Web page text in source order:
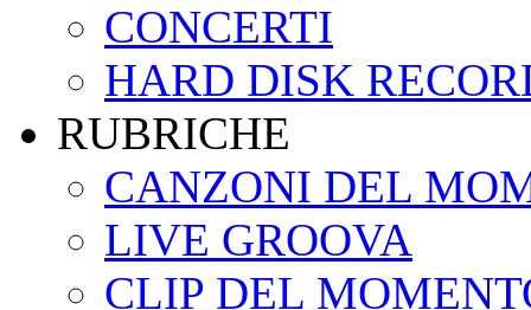
CONCERTI
HARD DISK
RUBRICHE
CANZONI DEL
LIVE GROOVA
CLIP DEL